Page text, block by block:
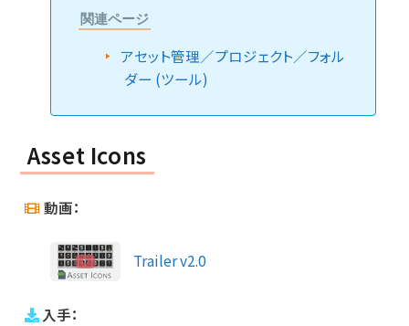
関連ページ
アセット管理／プロジェクト／フォル
ダー (ツール)
Asset Icons
動画：
Trailer v2.0
入手：